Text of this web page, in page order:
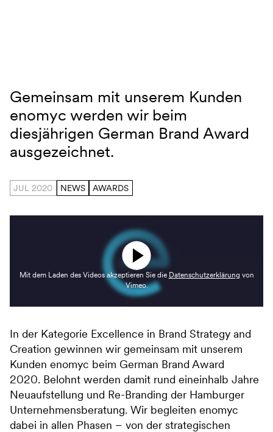
German Brand Award
Gemeinsam mit unserem Kunden
enomyc werden wir beim
diesjährigen German Brand Award
ausgezeichnet.
JUL 2020 NEWS AWARDS
Mit dem Laden des Videos akzeptieren Sie die Datenschutzerklärung von
Vimeo.
In der Kategorie Excellence in Brand Strategy and
Creation gewinnen wir gemeinsam mit unserem
Kunden enomyc beim German Brand Award
2020. Belohnt werden damit rund eineinhalb Jahre
Neuaufstellung und Re-Branding der Hamburger
Unternehmensberatung. Wir begleiten enomyc
dabei in allen Phasen – von der strategischen